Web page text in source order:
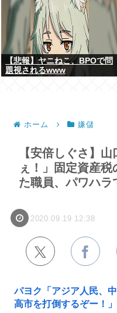
【悲報】ヤニねこ、BPOで問
題視されるwww
ホーム 嫌儲
【安倍しぐさ】
ぇ！」固定資産
た職員、パワハラ
2020.09.19 12:38
パヨク「アジア人民、
高市を打倒するぞー！」